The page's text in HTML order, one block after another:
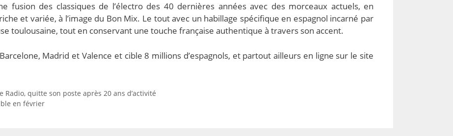
fusion des classiques de l’électro des 40 dernières années avec des morceaux actuels, en
et variée, à l’image du Bon Mix. Le tout avec un habillage spécifique en espagnol incarné par
toulousaine, tout en conservant une touche française authentique à travers son accent.
Madrid et Valence et cible 8 millions d’espagnols, et partout ailleurs en ligne sur le site
Radio, quitte son poste après 20 ans d’activité
en février